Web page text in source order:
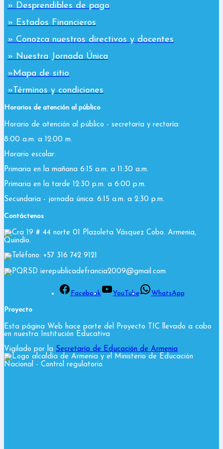
» Desprendibles de pago
» Estados Financieros
» Conozca nuestros directivos y docentes
» Nuestra Jornada Única
»Mapa de sitio
»Términos y condiciones
Horarios de atención al público
Horario de atención al público - secretaría y rectoría:
8:00 a.m. a 12:00 m.
Horario escolar:
Primaria en la mañana 6:15 a.m. a 11:30 a.m.
Primaria en la tarde 12:30 p.m. a 6:00 p.m.
Secundaria - jornada única: 6:15 a.m. a 2:30 p.m.
Contáctenos
Cra 19 # 44 norte 01 Plazoleta Vásquez Cobo. Armenia,
Quindío.
Teléfono: +57 316 742 9121
PQRSD ierepublicadefrancia2009@gmail.com
Facebook YouTube WhatsApp
Proyecto
Esta página Web hace parte del Proyecto TIC llevado a cabo
en nuestra Institución Educativa
Vigilado por la Secretaría de Educación de Armenia
y el Ministerio de Educación
Nacional - Control regulatorio